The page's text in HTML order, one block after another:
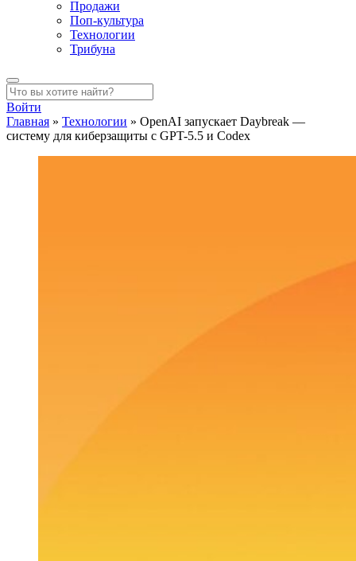
Продажи
Поп-культура
Технологии
Трибуна
Войти
Главная » Технологии » OpenAI запускает Daybreak —
систему для киберзащиты с GPT-5.5 и Codex